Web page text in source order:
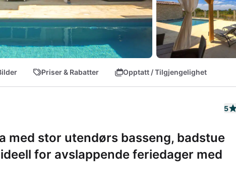
Priser & Rabatter Opptatt / Tilgjengelighet
5
med stor utendørs basseng, badstue
for avslappende feriedager med